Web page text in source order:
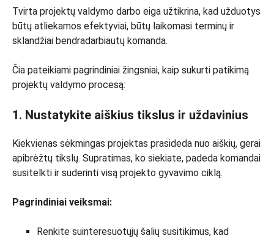
Tvirta projektų valdymo darbo eiga užtikrina, kad užduotys
būtų atliekamos efektyviai, būtų laikomasi terminų ir
sklandžiai bendradarbiautų komanda.
Čia pateikiami pagrindiniai žingsniai, kaip sukurti patikimą
projektų valdymo procesą:
1. Nustatykite aiškius tikslus ir uždavinius
Kiekvienas sėkmingas projektas prasideda nuo aiškių, gerai
apibrėžtų tikslų. Supratimas, ko siekiate, padeda komandai
susitelkti ir suderinti visą projekto gyvavimo ciklą.
Pagrindiniai veiksmai:
Renkite suinteresuotųjų šalių susitikimus, kad